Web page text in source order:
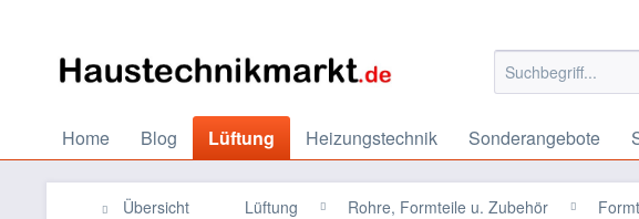
Home Blog Lüftung Heizungstechnik Sonderangebote
Übersicht Lüftung Rohre, Formteile u. Zubehör